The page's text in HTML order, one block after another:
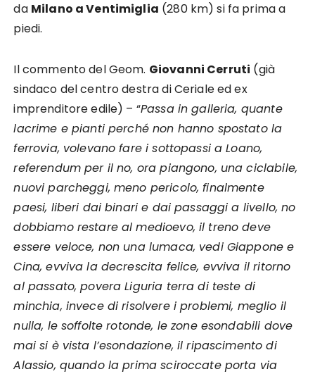
da Milano a Ventimiglia (280 km) si fa prima a
piedi.
Il commento del Geom. Giovanni Cerruti (già
sindaco del centro destra di Ceriale ed ex
imprenditore edile) – “Passa in galleria, quante
lacrime e pianti perché non hanno spostato la
ferrovia, volevano fare i sottopassi a Loano,
referendum per il no, ora piangono, una ciclabile,
nuovi parcheggi, meno pericolo, finalmente
paesi, liberi dai binari e dai passaggi a livello, no
dobbiamo restare al medioevo, il treno deve
essere veloce, non una lumaca, vedi Giappone e
Cina, evviva la decrescita felice, evviva il ritorno
al passato, povera Liguria terra di teste di
minchia, invece di risolvere i problemi, meglio il
nulla, le soffolte rotonde, le zone esondabili dove
mai si è vista l’esondazione, il ripascimento di
Alassio, quando la prima sciroccate porta via